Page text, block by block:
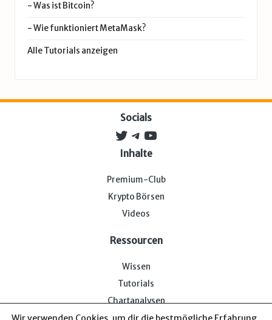
-Was ist Bitcoin?
-Wie funktioniert MetaMask?
Alle Tutorials anzeigen
Socials
Twitter
Telegram
YouTube
Inhalte
Premium-Club
Krypto Börsen
Videos
Ressourcen
Wissen
Tutorials
Chartanalysen